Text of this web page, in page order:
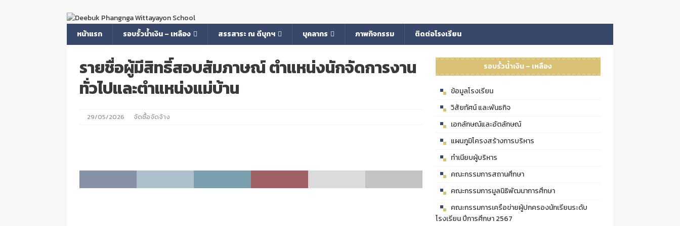
หน้าแรก รอบรั้วน้ำเงิน – เหลือง สรรสาระ ณ ดีบุกฯ บุคลากร ภาพกิจกรรม ติดต่อโรงเรียน
รายชื่อผู้มีสิทธิ์สอบสัมภาษณ์ ตำแหน่งนักจัดการงาน
ทั่วไปและตำแหน่งแม่บ้าน
29/05/2026 จัดซื้อจัดจ้าง
รอบรั้วน้ำเงิน – เหลือง
ข้อมูลโรงเรียน
วิสัยทัศน์ และพันธกิจ
เอกลักษณ์และอัตลักษณ์
แผนภูมิโครงสร้างการบริหาร
ทำเนียบผู้บริหาร
คณะกรรมการสถานศึกษา
คณะกรรมการมูลนิธิพัฒนาการศึกษา
คณะกรรมการเครือข่ายผู้ปกครองนักเรียนระดับ
โรงเรียน ปีการศึกษา 2567